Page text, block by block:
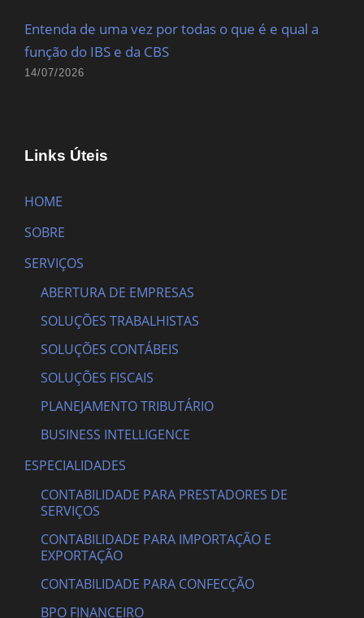
Entenda de uma vez por todas o que é e qual a
função do IBS e da CBS
14/07/2026
Links Úteis
HOME
SOBRE
SERVIÇOS
ABERTURA DE EMPRESAS
SOLUÇÕES TRABALHISTAS
SOLUÇÕES CONTÁBEIS
SOLUÇÕES FISCAIS
PLANEJAMENTO TRIBUTÁRIO
BUSINESS INTELLIGENCE
ESPECIALIDADES
CONTABILIDADE PARA PRESTADORES DE
SERVIÇOS
CONTABILIDADE PARA IMPORTAÇÃO E
EXPORTAÇÃO
CONTABILIDADE PARA CONFECÇÃO
BPO FINANCEIRO